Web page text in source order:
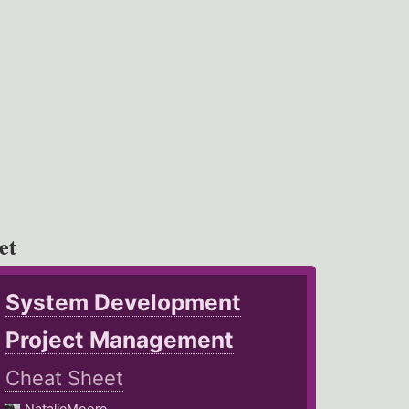
System Development
Project Management
Cheat Sheet